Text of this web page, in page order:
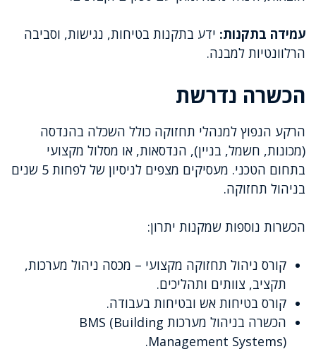
עמידה בתקנות: ידע בתקנות בטיחות, נגישות, וסביבה
הרלוונטיות למבנה.
הכשרה נדרשת
הרקע הנפוץ למנהלי תחזוקה כולל השכלה בהנדסה
(מכונות, חשמל, בניין), הנדסאות, או מסלול מקצועי
בתחום הטכני. מעסיקים מצפים לניסיון של לפחות 5 שנים
בניהול תחזוקה.
הכשרות נוספות שמקנות יתרון:
קורס ניהול תחזוקה מקצועי – מכסה ניהול מערכות,
תקציב, צוותים ותהליכים.
קורס בטיחות אש ובטיחות בעבודה.
הכשרה בניהול מערכות BMS (Building
Management Systems).